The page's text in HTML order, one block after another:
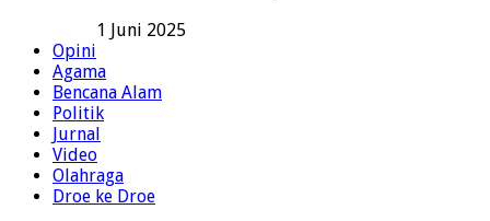
1 Juni 2025
Opini
Agama
Bencana Alam
Politik
Jurnal
Video
Olahraga
Droe ke Droe